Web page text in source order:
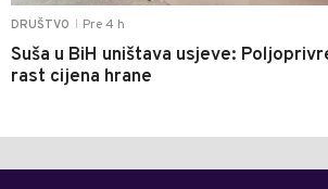
DRUŠTVO Pre 4 h
Suša u BiH uništava usjeve:
rast cijena hrane